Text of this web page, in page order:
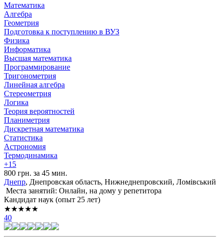
Математика
Алгебра
Геометрия
Подготовка к поступлению в ВУЗ
Физика
Информатика
Высшая математика
Программирование
Тригонометрия
Линейная алгебра
Стереометрия
Логика
Теория вероятностей
Планиметрия
Дискретная математика
Статистика
Астрономия
Термодинамика
+15
800 грн. за 45 мин.
Днепр, Днепровская область, Нижнеднепровский, Ломівський
Места занятий: Онлайн, на дому у репетитора
Кандидат наук (опыт 25 лет)
★★★★★
40